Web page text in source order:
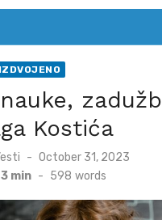
IZDVOJENO
Kostića
Posted
October 31, 2023
3 min - 598 words